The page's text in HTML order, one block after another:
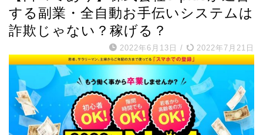
する副業・全自動お手伝いシステムは
詐欺じゃない？稼げる？
2022年6月13日 / 2022年7月21日